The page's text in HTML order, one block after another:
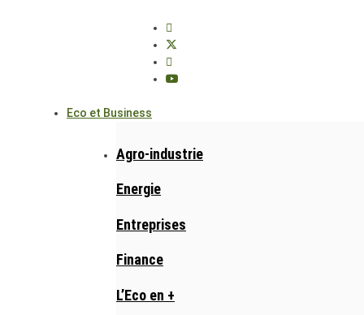
Eco et Business
Agro-industrie
Energie
Entreprises
Finance
L’Eco en +